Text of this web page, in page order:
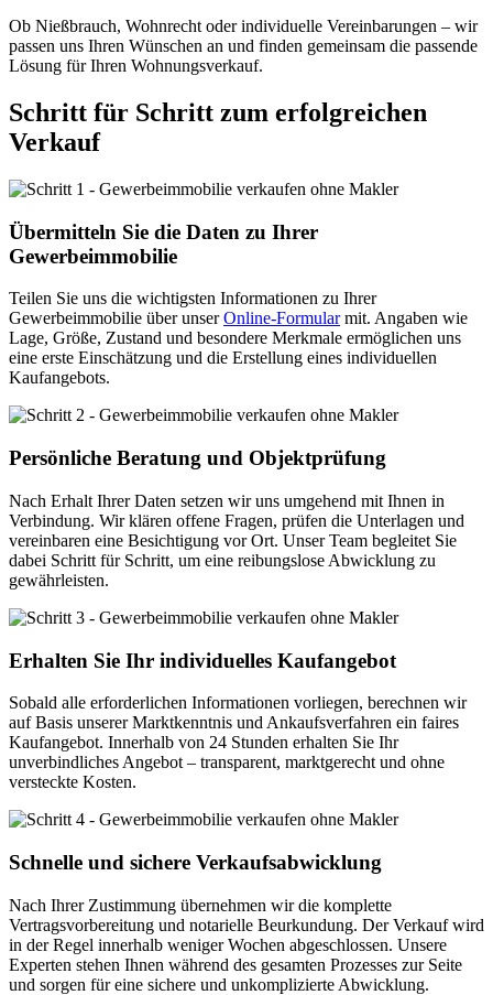
Ob Nießbrauch, Wohnrecht oder individuelle Vereinbarungen – wir
passen uns Ihren Wünschen an und finden gemeinsam die passende
Lösung für Ihren Wohnungsverkauf.
Schritt für Schritt zum erfolgreichen
Verkauf
Übermitteln Sie die Daten zu Ihrer
Gewerbeimmobilie
Teilen Sie uns die wichtigsten Informationen zu Ihrer
Gewerbeimmobilie über unserOnline-Formularmit. Angaben wie
Lage, Größe, Zustand und besondere Merkmale ermöglichen uns
eine erste Einschätzung und die Erstellung eines individuellen
Kaufangebots.
Persönliche Beratung und Objektprüfung
Nach Erhalt Ihrer Daten setzen wir uns umgehend mit Ihnen in
Verbindung. Wir klären offene Fragen, prüfen die Unterlagen und
vereinbaren eine Besichtigung vor Ort. Unser Team begleitet Sie
dabei Schritt für Schritt, um eine reibungslose Abwicklung zu
gewährleisten.
Erhalten Sie Ihr individuelles Kaufangebot
Sobald alle erforderlichen Informationen vorliegen, berechnen wir
auf Basis unserer Marktkenntnis und Ankaufsverfahren ein faires
Kaufangebot. Innerhalb von 24 Stunden erhalten Sie Ihr
unverbindliches Angebot – transparent, marktgerecht und ohne
versteckte Kosten.
Schnelle und sichere Verkaufsabwicklung
Nach Ihrer Zustimmung übernehmen wir die komplette
Vertragsvorbereitung und notarielle Beurkundung. Der Verkauf wird
in der Regel innerhalb weniger Wochen abgeschlossen. Unsere
Experten stehen Ihnen während des gesamten Prozesses zur Seite
und sorgen für eine sichere und unkomplizierte Abwicklung.